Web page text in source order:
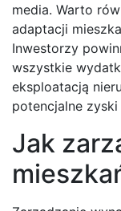
media. Warto
adaptacji
Inwestorzy
wszystkie
eksploatacją
potencjalne
Jak